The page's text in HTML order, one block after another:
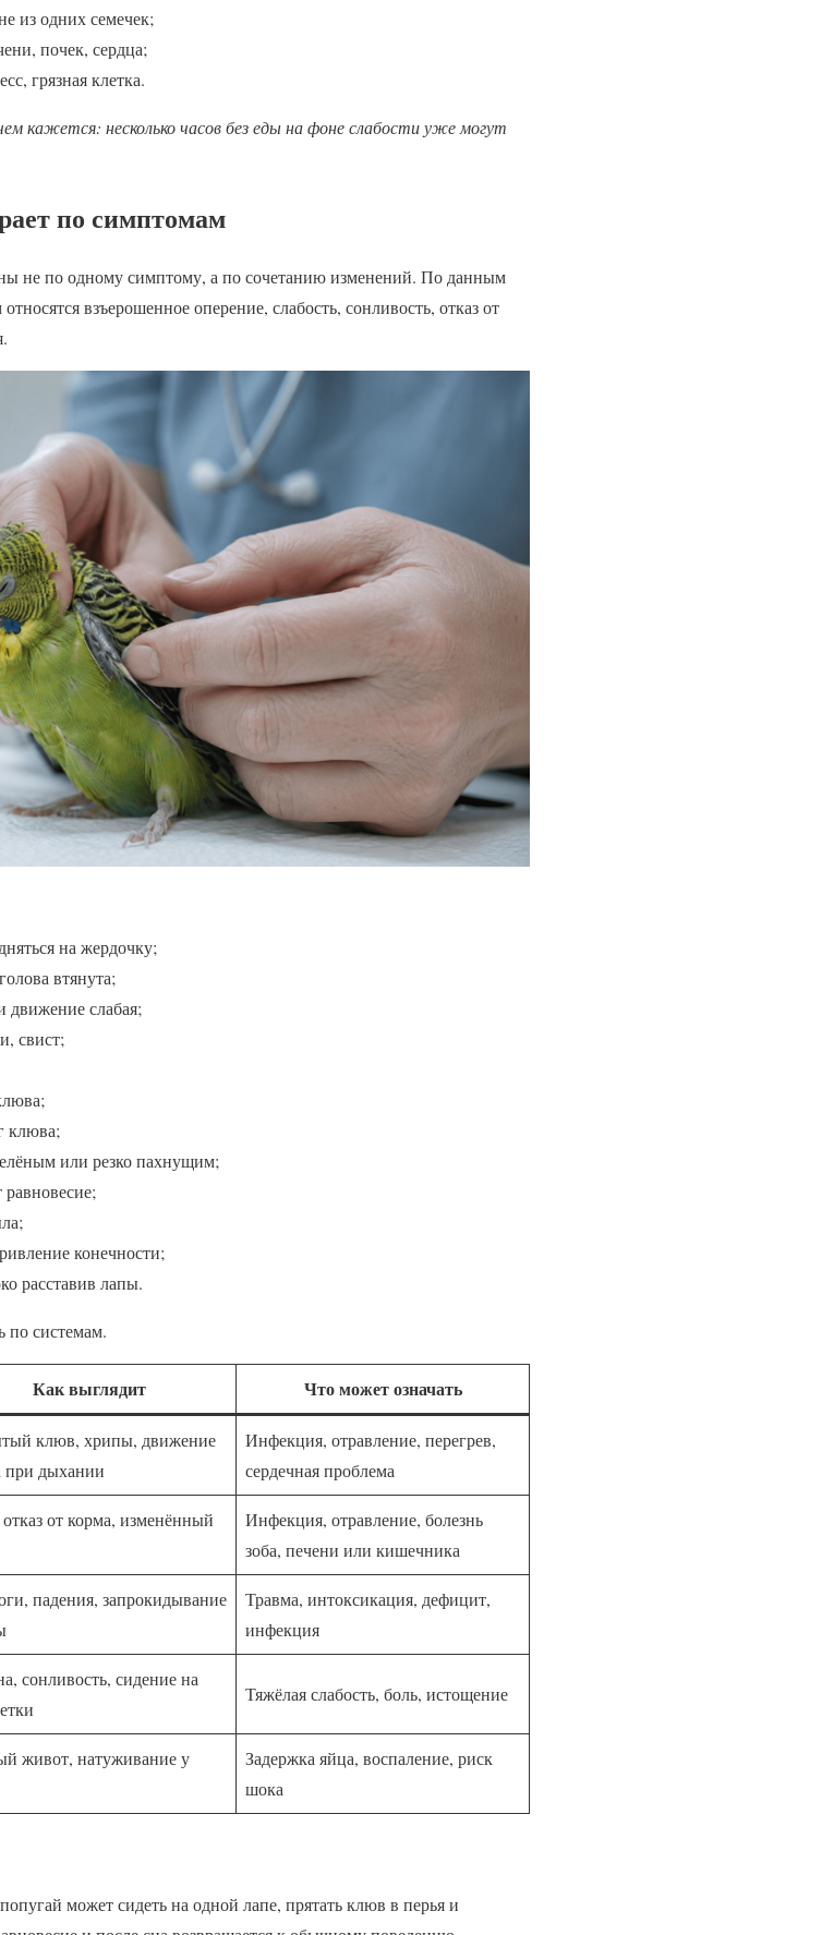
из одних семечек;
почек, сердца;
грязная клетка.
кажется: несколько часов без еды на фоне слабости уже могут
по симптомам
не по одному симптому, а по сочетанию изменений. По данным
взъерошенное оперение, слабость, сонливость, отказ от
на жердочку;
втянута;
движение слабая;
свист;
клюва;
или резко пахнущим;
равновесие;
конечности;
расставив лапы.
по системам.
Как выглядит Что может означать
клюв, хрипы, движение
при дыхании
Инфекция, отравление, перегрев,
сердечная проблема
от корма, изменённый
Инфекция, отравление, болезнь
зоба, печени или кишечника
падения, запрокидывание
Травма, интоксикация, дефицит,
инфекция
сонливость, сидение на
Тяжёлая слабость, боль, истощение
живот, натуживание у
Задержка яйца, воспаление, риск
шока
может сидеть на одной лапе, прятать клюв в перья и